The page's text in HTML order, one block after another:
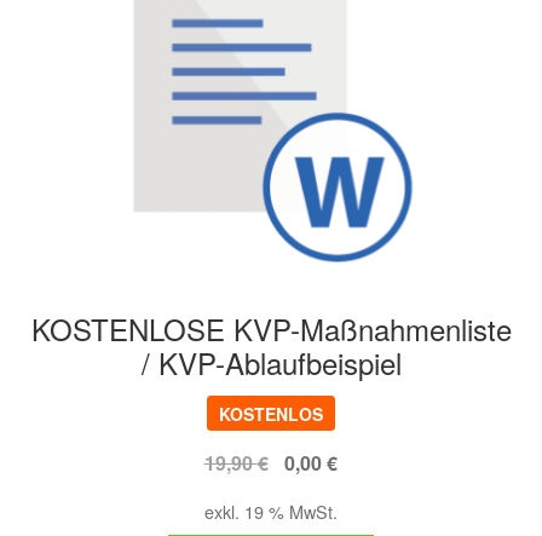
KOSTENLOSE KVP-Maßnahmenliste
/ KVP-Ablaufbeispiel
KOSTENLOS
19,90€ Ursprünglicher
war:
0,00€Aktueller
exkl. 19 % MwSt.